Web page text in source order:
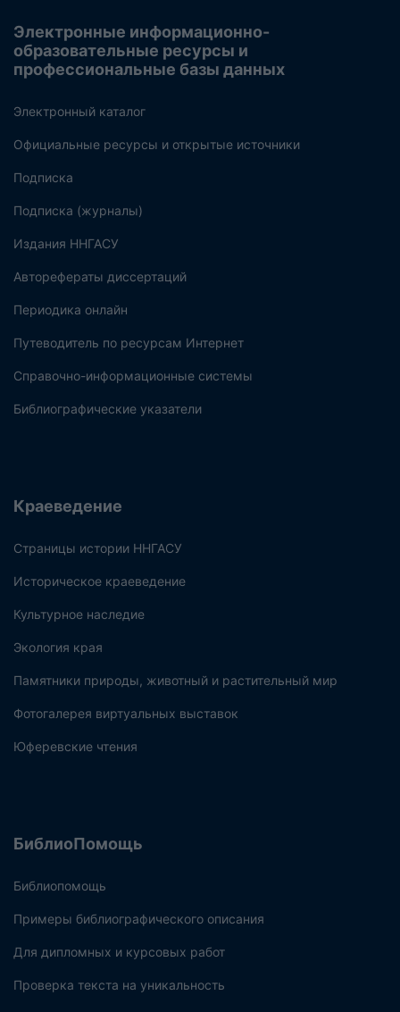
Электронные информационно-
образовательные ресурсы и
профессиональные базы данных
Электронный каталог
Официальные ресурсы и открытые источники
Подписка
Подписка (журналы)
Издания ННГАСУ
Авторефераты диссертаций
Периодика онлайн
Путеводитель по ресурсам Интернет
Справочно-информационные системы
Библиографические указатели
Краеведение
Страницы истории ННГАСУ
Историческое краеведение
Культурное наследие
Экология края
Памятники природы, животный и растительный мир
Фотогалерея виртуальных выставок
Юферевские чтения
БиблиоПомощь
Библиопомощь
Примеры библиографического описания
Для дипломных и курсовых работ
Проверка текста на уникальность